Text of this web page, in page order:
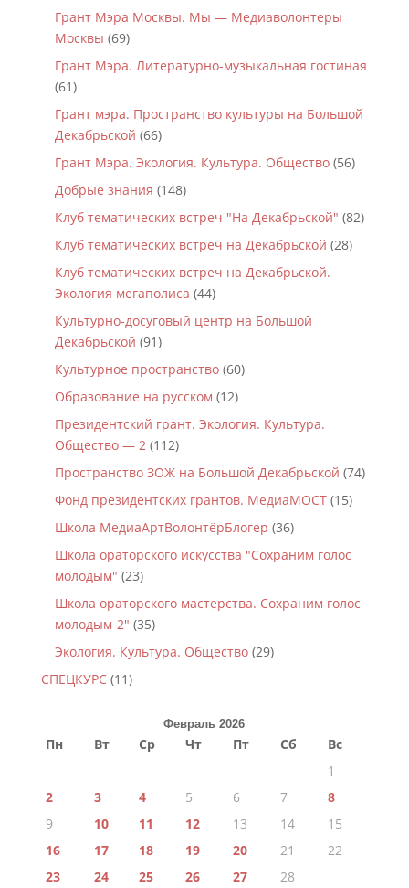
Грант Мэра Москвы. Мы — Медиаволонтеры
Москвы (69)
Грант Мэра. Литературно-музыкальная гостиная
(61)
Грант мэра. Пространство культуры на Большой
Декабрьской (66)
Грант Мэра. Экология. Культура. Общество(56)
Добрые знания (148)
Клуб тематических встреч "На Декабрьской" (82)
Клуб тематических встреч на Декабрьской (28)
Клуб тематических встреч на Декабрьской.
Экология мегаполиса (44)
Культурно-досуговый центр на Большой
Декабрьской (91)
Культурное пространство(60)
Образование на русском (12)
Президентский грант. Экология. Культура.
Общество — 2(112)
Пространство ЗОЖ на Большой Декабрьской (74)
Фонд президентских грантов. МедиаМОСТ(15)
Школа МедиаАртВолонтёрБлогер (36)
Школа ораторского искусства "Сохраним голос
молодым" (23)
Школа ораторского мастерства. Сохраним голос
молодым-2" (35)
Экология. Культура. Общество(29)
СПЕЦКУРС(11)
Февраль 2026
Пн Вт Ср Чт Пт Сб
Вс
1
2
3 4 5 6 7
8
9
10 11 12 13 14
15
16
17 18 19 20 21
22
23
24 25 26 27
28